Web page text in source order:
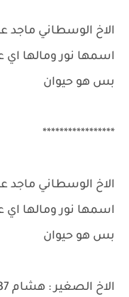
اسمها نور ومالها اي
بس هو حيوان
*****************
اسمها نور ومالها اي
بس هو حيوان